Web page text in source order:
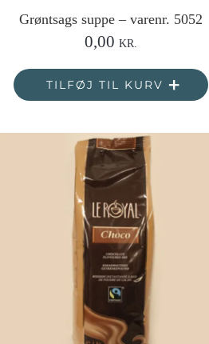
Grøntsags suppe – varenr. 5052
0,00 KR.
TILFØJ TIL KURV